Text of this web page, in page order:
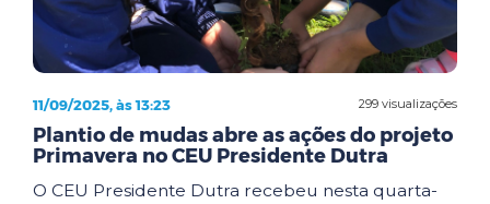
299 visualizações
11/09/2025, às 13:23
Plantio de mudas abre as ações do projeto
Primavera no CEU Presidente Dutra
O CEU Presidente Dutra recebeu nesta quarta-